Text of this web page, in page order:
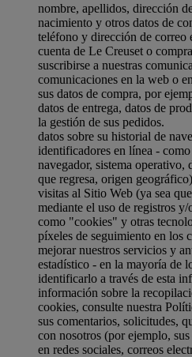
nombre, apellidos, dirección
nacimiento y otros datos de
teléfono y dirección de correo
cuenta de Le Creuset o
suscribirse a nuestras
comunicaciones en la web o
sus datos de compra, por
datos de entrega, datos de
la gestión de sus pedidos.
datos sobre su historial de
identificadores en línea -
navegador, sistema
que regresa, origen
visitas al Sitio Web (ya sea
mediante el uso de registros
como "cookies" y otras
píxeles de seguimiento en los
mejorar nuestros servicios y
estadístico - en la mayoría de
identificarlo a través de esta
información sobre la
cookies, consulte nuestra
sus comentarios, solicitudes,
con nosotros (por ejemplo,
en redes sociales, correos